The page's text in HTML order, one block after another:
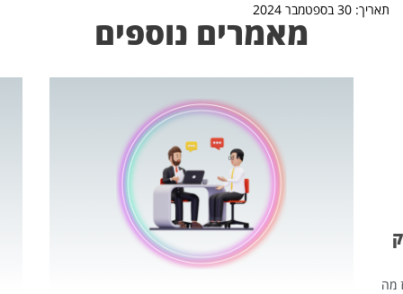
תאריך: 30 בספטמבר 2024
מאמרים נוספים
מה